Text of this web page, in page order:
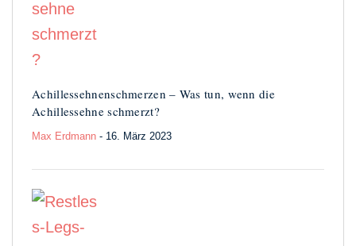
Achillessehnen­schmerzen – Was tun, wenn die
Achilles­sehne schmerzt?
Max Erdmann - 16. März 2023